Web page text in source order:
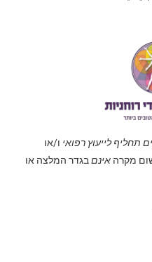
תחליף לייעוץ רפואי ו/או
מקרה אינםבגדר המלצה או